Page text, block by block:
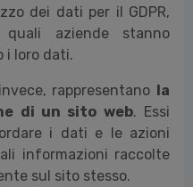
dei dati per il GDPR,
aziende stanno
i loro dati.
rappresentano la
di un sito web. Essi
i dati e le azioni
informazioni raccolte
sul sito stesso.